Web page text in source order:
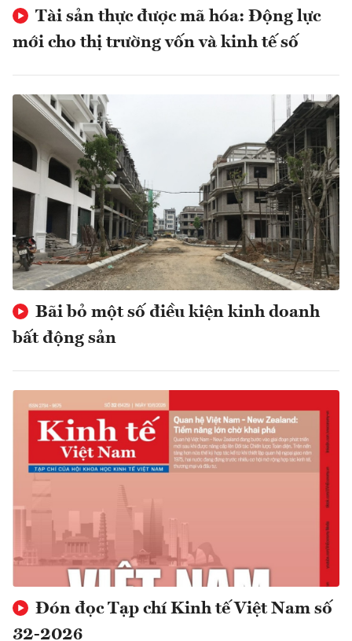
Tài sản thực được mã hóa: Động lực
mới cho thị trường vốn và kinh tế số
Bãi bỏ một số điều kiện kinh doanh
bất động sản
Đón đọc Tạp chí Kinh tế Việt Nam số
32-2026